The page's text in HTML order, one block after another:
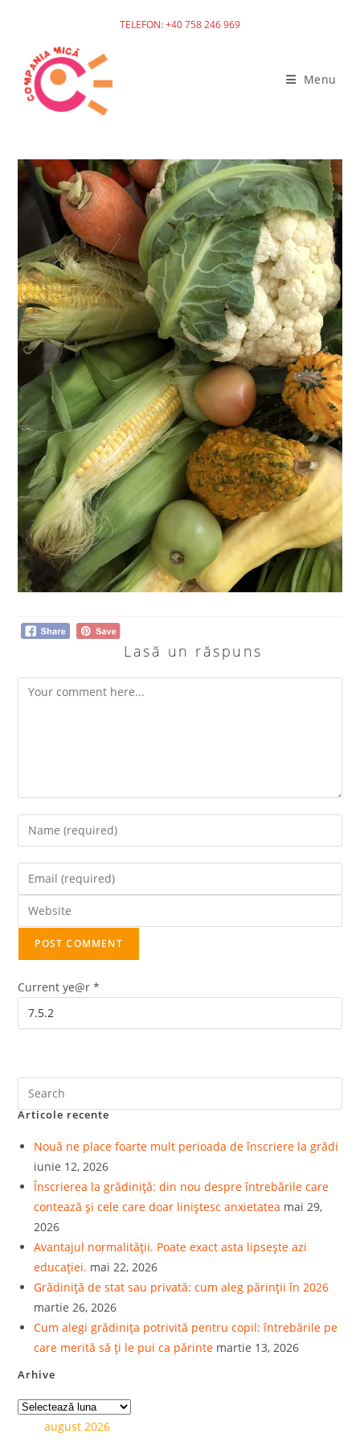
TELEFON: +40 758 246 969
Menu
Lasă un răspuns
Current ye@r*
Articole recente
Nouă ne place foarte mult perioada de înscriere la grădi
iunie 12, 2026
Înscrierea la grădiniță: din nou despre întrebările care
contează și cele care doar liniștesc anxietatea mai 29,
2026
Avantajul normalității. Poate exact asta lipsește azi
educației. mai 22, 2026
Grădiniță de stat sau privată: cum aleg părinții în 2026
martie 26, 2026
Cum alegi grădinița potrivită pentru copil: întrebările pe
care merită să ți le pui ca părinte martie 13, 2026
Arhive
august 2026